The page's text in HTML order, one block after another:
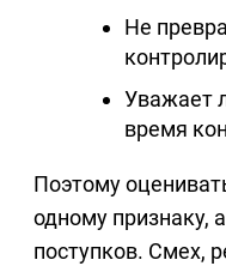
Не
Уважает
время
Поэтому
одному признаку,
поступков. Смех,